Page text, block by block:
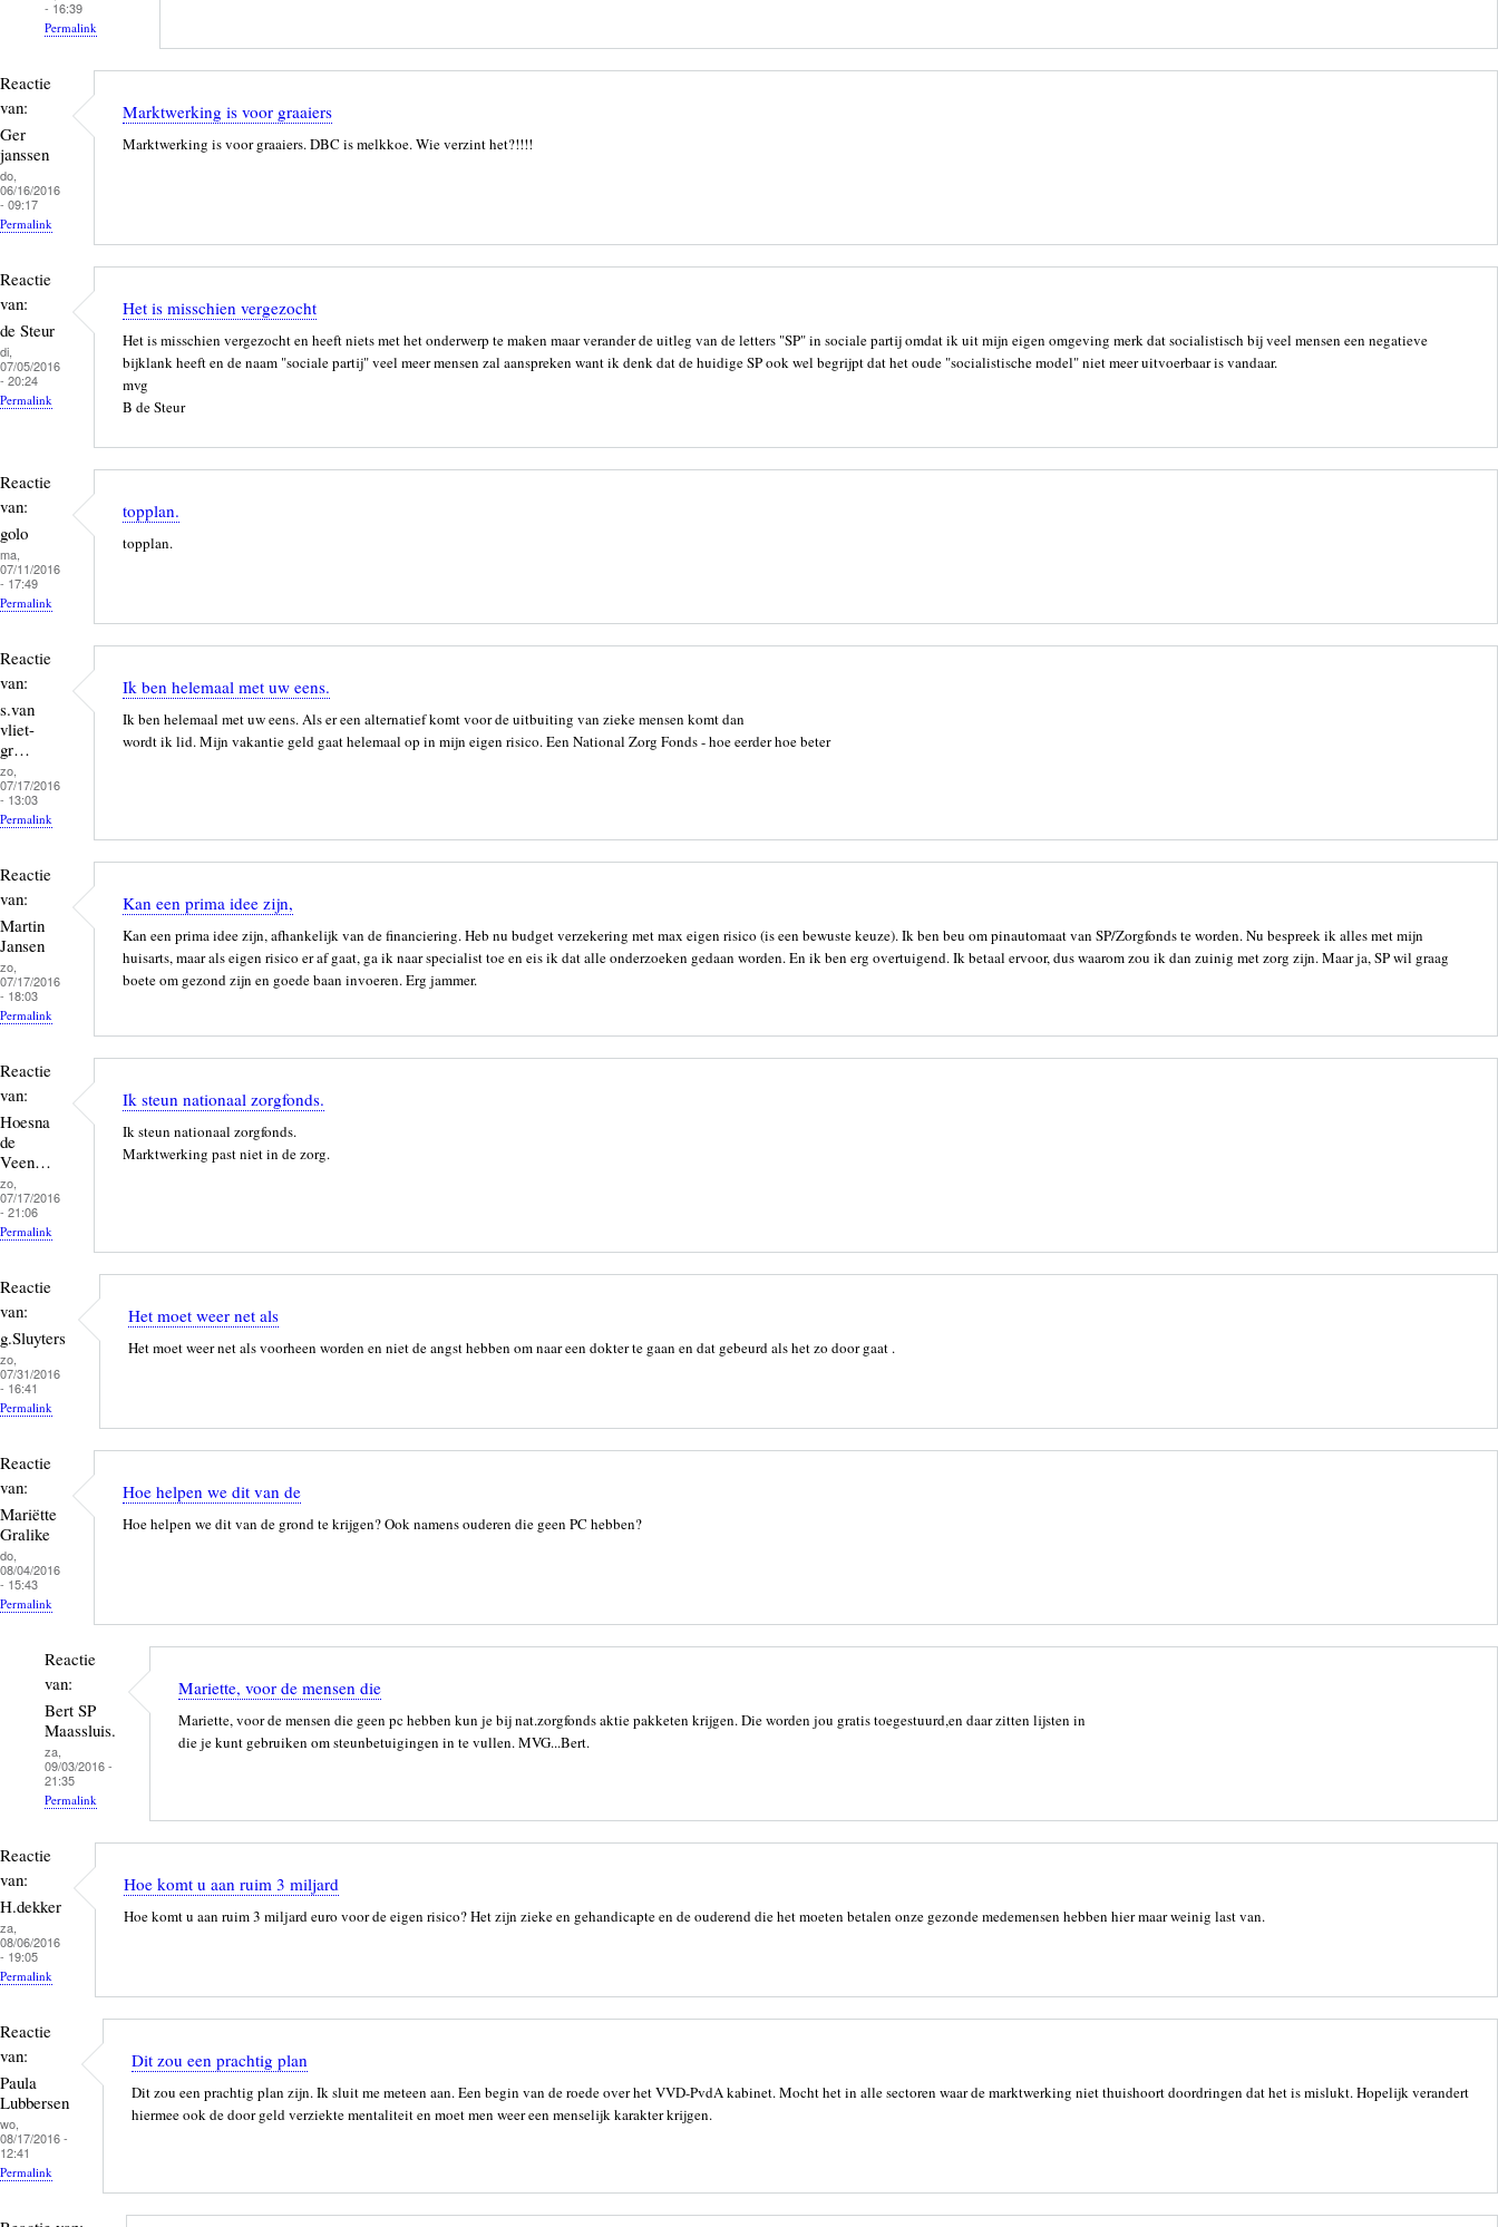
- 16:39
Permalink
antwoord
goed
plan,
er
pj
groen
Reactie
van:
Ger
janssen
do,
06/16/2016
- 09:17
Permalink
Marktwerking is voor graaiers
Marktwerking is voor graaiers. DBC is melkkoe. Wie verzint het?!!!!
Reactie
van:
de Steur
di,
07/05/2016
- 20:24
Permalink
Het is misschien vergezocht
Het is misschien vergezocht en heeft niets met het onderwerp te maken maar verander de uitleg van de letters "SP" in sociale partij omdat ik uit mijn eigen omgeving merk dat socialistisch bij veel mensen een negatieve
bijklank heeft en de naam "sociale partij" veel meer mensen zal aanspreken want ik denk dat de huidige SP ook wel begrijpt dat het oude "socialistische model" niet meer uitvoerbaar is vandaar.
mvg
B de Steur
Reactie
van:
golo
ma,
07/11/2016
- 17:49
Permalink
topplan.
topplan.
Reactie
van:
s.van
vliet-
gr…
zo,
07/17/2016
- 13:03
Permalink
Ik ben helemaal met uw eens.
Ik ben helemaal met uw eens. Als er een alternatief komt voor de uitbuiting van zieke mensen komt dan
wordt ik lid. Mijn vakantie geld gaat helemaal op in mijn eigen risico. Een National Zorg Fonds - hoe eerder hoe beter
Reactie
van:
Martin
Jansen
zo,
07/17/2016
- 18:03
Permalink
Kan een prima idee zijn,
Kan een prima idee zijn, afhankelijk van de financiering. Heb nu budget verzekering met max eigen risico (is een bewuste keuze). Ik ben beu om pinautomaat van SP/Zorgfonds te worden. Nu bespreek ik alles met mijn
huisarts, maar als eigen risico er af gaat, ga ik naar specialist toe en eis ik dat alle onderzoeken gedaan worden. En ik ben erg overtuigend. Ik betaal ervoor, dus waarom zou ik dan zuinig met zorg zijn. Maar ja, SP wil graag
boete om gezond zijn en goede baan invoeren. Erg jammer.
Reactie
van:
Hoesna
de
Veen…
zo,
07/17/2016
- 21:06
Permalink
Ik steun nationaal zorgfonds.
Ik steun nationaal zorgfonds.
Marktwerking past niet in de zorg.
Reactie
van:
g.Sluyters
zo,
07/31/2016
- 16:41
Permalink
Het moet weer net als
Het moet weer net als voorheen worden en niet de angst hebben om naar een dokter te gaan en dat gebeurd als het zo door gaat .
Reactie
van:
Mariëtte
Gralike
do,
08/04/2016
- 15:43
Permalink
Hoe helpen we dit van de
Hoe helpen we dit van de grond te krijgen? Ook namens ouderen die geen PC hebben?
Reactie
van:
Bert SP
Maassluis.
za,
09/03/2016 -
21:35
Permalink
antwoord
Hoe
dit
de
Gralike
Mariette, voor de mensen die
Mariette, voor de mensen die geen pc hebben kun je bij nat.zorgfonds aktie pakketen krijgen. Die worden jou gratis toegestuurd,en daar zitten lijsten in
die je kunt gebruiken om steunbetuigingen in te vullen. MVG...Bert.
Reactie
van:
H.dekker
za,
08/06/2016
- 19:05
Permalink
Hoe komt u aan ruim 3 miljard
Hoe komt u aan ruim 3 miljard euro voor de eigen risico? Het zijn zieke en gehandicapte en de ouderend die het moeten betalen onze gezonde medemensen hebben hier maar weinig last van.
Reactie
van:
Paula
Lubbersen
wo,
08/17/2016 -
12:41
Permalink
Dit zou een prachtig plan
Dit zou een prachtig plan zijn. Ik sluit me meteen aan. Een begin van de roede over het VVD-PvdA kabinet. Mocht het in alle sectoren waar de marktwerking niet thuishoort doordringen dat het is mislukt. Hopelijk verandert
hiermee ook de door geld verziekte mentaliteit en moet men weer een menselijk karakter krijgen.